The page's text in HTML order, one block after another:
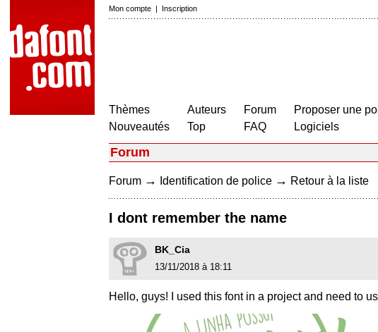
Mon compte | Inscription
Thèmes
Nouveautés
Auteurs
Top
Forum
FAQ
Proposer une
Logiciels
Forum
Forum → Identification de police → Retour à la liste
I dont remember the name
BK_Cia
13/11/2018 à 18:11
Hello, guys! I used this font in a project and need to